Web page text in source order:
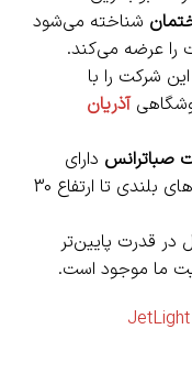
شناخته می‌شود
عرضه می‌کند.
شرکت را با
آذریان
دارای
توان خروجی بالا جهت نورپردازی سازه‌های بلندی تا ارتفاع 30
قدرت پایین‌تر